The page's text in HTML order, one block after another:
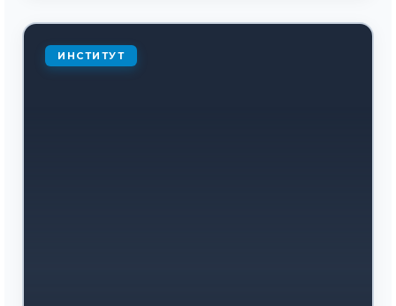
ИНСТИТУТ